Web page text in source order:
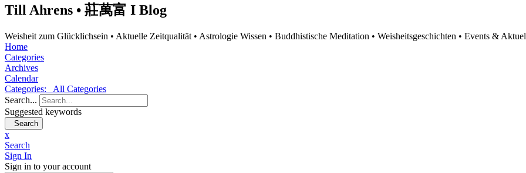
Till Ahrens • 莊萬富 I Blog
Weisheit zum Glücklichsein • Aktuelle Zeitqualität • Astrologie Wissen • Buddhistische Meditation • Weisheitsgeschichten • Events &
Home
Categories
Archives
Calendar
Categories:
All Categories
Search...
Suggested keywords
Search
x
Search
Sign In
Sign in to your account